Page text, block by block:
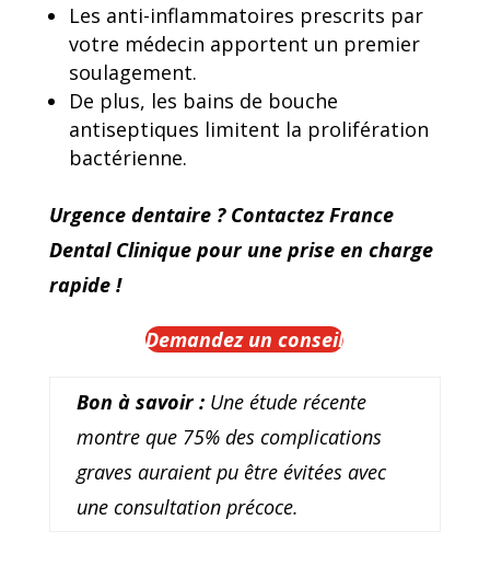
Les anti-inflammatoires prescrits par
votre médecin apportent un premier
soulagement.
De plus, les bains de bouche
antiseptiques limitent la prolifération
bactérienne.
Urgence dentaire ? Contactez France
Dental Clinique pour une prise en charge
rapide !
Demandez un conseil
Bon à savoir :Une étude récente
montre que 75% des complications
graves auraient pu être évitées avec
une consultation précoce.